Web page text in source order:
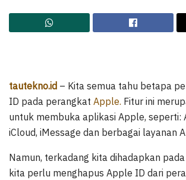
tautekno.id – Kita semua tahu betapa
ID pada perangkat Apple. Fitur ini
untuk membuka aplikasi Apple, seperti:
iCloud, iMessage dan berbagai layanan
Namun, terkadang kita dihadapkan
kita perlu menghapus Apple ID dari